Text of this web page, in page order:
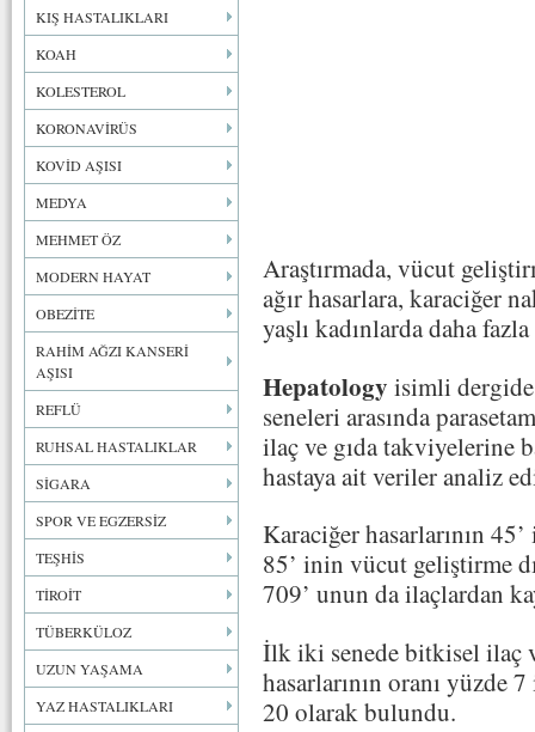
KIŞ HASTALIKLARI
KOAH
KOLESTEROL
KORONAVİRÜS
KOVİD AŞISI
MEDYA
MEHMET ÖZ
MODERN HAYAT
OBEZİTE
RAHİM AĞZI KANSERİ
AŞISI
REFLÜ
RUHSAL HASTALIKLAR
SİGARA
SPOR VE EGZERSİZ
TEŞHİS
TİROİT
TÜBERKÜLOZ
UZUN YAŞAMA
YAZ HASTALIKLARI
Araştırmada, vücut
ağır hasarlara, karaciğer
yaşlı kadınlarda daha
Hepatology isimli dergide
seneleri arasında
ilaç ve gıda takviyelerine
hastaya ait veriler analiz
Karaciğer hasarlarının
85’ inin vücut geliştirme
709’ unun da ilaçlardan
İlk iki senede bitkisel ilaç
hasarlarının oranı yüzde
20 olarak bulundu.